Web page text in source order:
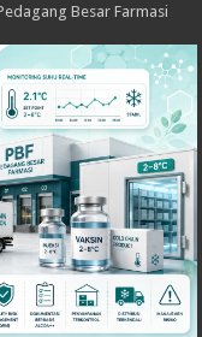
Besar Farmasi